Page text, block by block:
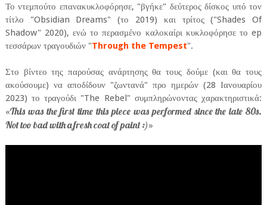
Το ντεμπούτο επανακυκλοφόρησε, "βγήκε" δεύτερος δίσκος υπό τον
τίτλο "Obsidian Dreams" (το 2019) και τρίτος ("Shades Of
Shadow" 2020), ενώ το περασμένο καλοκαίρι κυκλοφόρησε το ep
τεσσάρων τραγουδιών "Through the Tempest".
Στο βίντεο της παρούσας ανάρτησης θα τους δούμε (και θα τους
ακούσουμε) να αποδίδουν "ζωντανά" προ ημερών (28 Ιανουαρίου
2023) το τραγούδι "The Rebel" συμπληρώνοντας χαρακτηριστικά:
«This was the first time this piece was performed since the late 80s.
Not too bad with a fresh coat of paint :)»